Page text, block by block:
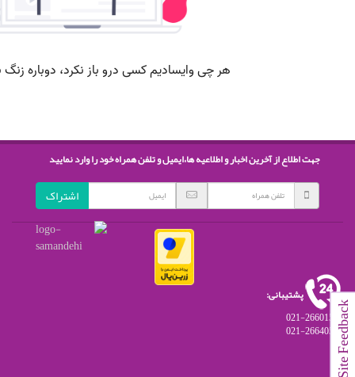
Site
جهت اطلاع از آخرین اخبار و اطلاعیه ها،ایمیل و تلفن همراه خود را وارد نمایید
اشتراک
پشتیبانی:
021-26601541
021-26640559